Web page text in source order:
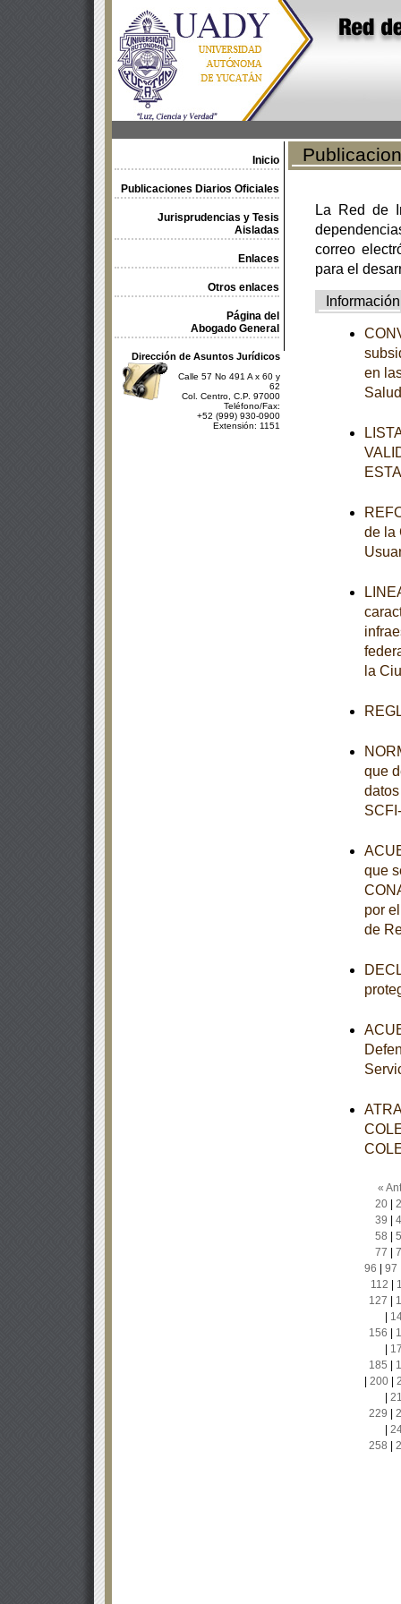
Inicio
Publicaciones Diarios Oficiales
Jurisprudencias y Tesis
Aisladas
Enlaces
Otros enlaces
Página del
Abogado General
Dirección de Asuntos Jurídicos
Calle 57 No 491 A x 60 y
62
Col. Centro, C.P. 97000
Teléfono/Fax:
+52 (999) 930-0900
Extensión: 1151
La Red de
correo
para el
Información
en
de la
la
que
que
por
de
«
20|
39
58
77
96
97
112
127
156
185
200|
229
258